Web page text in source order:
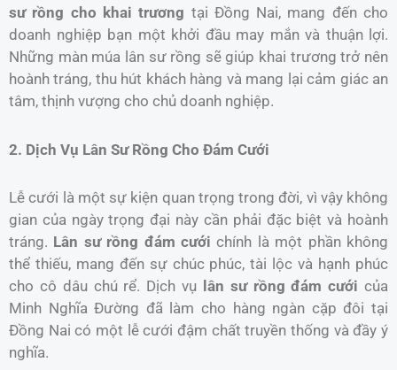
sư rồng cho khai trương tại Đồng Nai, mang đến cho
doanh nghiệp bạn một khởi đầu may mắn và thuận lợi.
Những màn múa lân sư rồng sẽ giúp khai trương trở nên
hoành tráng, thu hút khách hàng và mang lại cảm giác an
tâm, thịnh vượng cho chủ doanh nghiệp.
2. Dịch Vụ Lân Sư Rồng Cho Đám Cưới
Lễ cưới là một sự kiện quan trọng trong đời, vì vậy không
gian của ngày trọng đại này cần phải đặc biệt và hoành
tráng. Lân sư rồng đám cưới chính là một phần không
thể thiếu, mang đến sự chúc phúc, tài lộc và hạnh phúc
cho cô dâu chú rể. Dịch vụ lân sư rồng đám cưới của
Minh Nghĩa Đường đã làm cho hàng ngàn cặp đôi tại
Đồng Nai có một lễ cưới đậm chất truyền thống và đầy ý
nghĩa.